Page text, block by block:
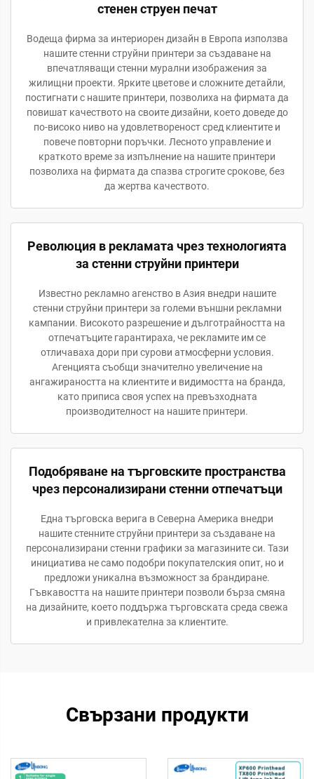
стенен струен печат
Водеща фирма за интериорен дизайн в Европа използва
нашите стенни струйни принтери за създаване на
впечатляващи стенни мурални изображения за
жилищни проекти. Ярките цветове и сложните детайли,
постигнати с нашите принтери, позволиха на фирмата да
повишат качеството на своите дизайни, което доведе до
по-високо ниво на удовлетвореност сред клиентите и
повече повторни поръчки. Лесното управление и
краткото време за изпълнение на нашите принтери
позволиха на фирмата да спазва строгите срокове, без
да жертва качеството.
Революция в рекламата чрез технологията
за стенни струйни принтери
Известно рекламно агенство в Азия внедри нашите
стенни струйни принтери за големи външни рекламни
кампании. Високото разрешение и дълготрайността на
отпечатъците гарантираха, че рекламите им се
отличаваха дори при сурови атмосферни условия.
Агенцията съобщи значително увеличение на
ангажираността на клиентите и видимостта на бранда,
като приписа своя успех на превъзходната
производителност на нашите принтери.
Подобряване на търговските пространства
чрез персонализирани стенни отпечатъци
Една търговска верига в Северна Америка внедри
нашите стенните струйни принтери за създаване на
персонализирани стенни графики за магазините си. Тази
инициатива не само подобри покупателския опит, но и
предложи уникална възможност за брандиране.
Гъвкавостта на нашите принтери позволи бърза смяна
на дизайните, което поддържа търговската среда свежа
и привлекателна за клиентите.
Свързани продукти